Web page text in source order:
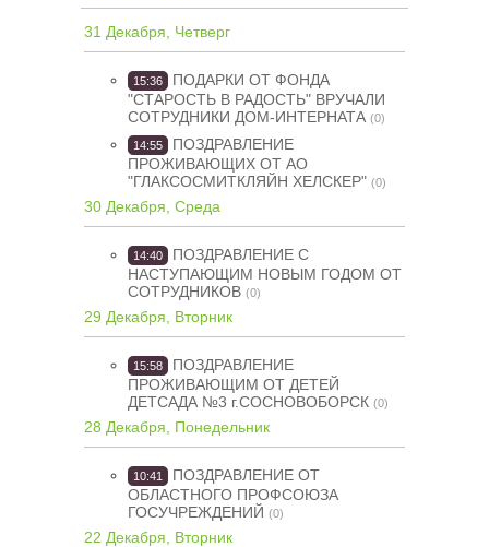
31 Декабря, Четверг
15:36
ПОДАРКИ ОТ ФОНДА
"СТАРОСТЬ В РАДОСТЬ" ВРУЧАЛИ
СОТРУДНИКИ ДОМ-ИНТЕРНАТА (0)
14:55
ПОЗДРАВЛЕНИЕ
ПРОЖИВАЮЩИХ ОТ АО
"ГЛАКСОСМИТКЛЯЙН ХЕЛСКЕР" (0)
30 Декабря, Среда
14:40
ПОЗДРАВЛЕНИЕ С
НАСТУПАЮЩИМ НОВЫМ ГОДОМ ОТ
СОТРУДНИКОВ (0)
29 Декабря, Вторник
15:58
ПОЗДРАВЛЕНИЕ
ПРОЖИВАЮЩИМ ОТ ДЕТЕЙ
ДЕТСАДА №3 г.СОСНОВОБОРСК (0)
28 Декабря, Понедельник
10:41
ПОЗДРАВЛЕНИЕ ОТ
ОБЛАСТНОГО ПРОФСОЮЗА
ГОСУЧРЕЖДЕНИЙ (0)
22 Декабря, Вторник